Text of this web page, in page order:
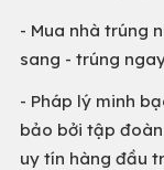
- Mua nhà trúng
sang - trúng
- Pháp lý minh
bảo bởi tập
uy tín hàng đầu